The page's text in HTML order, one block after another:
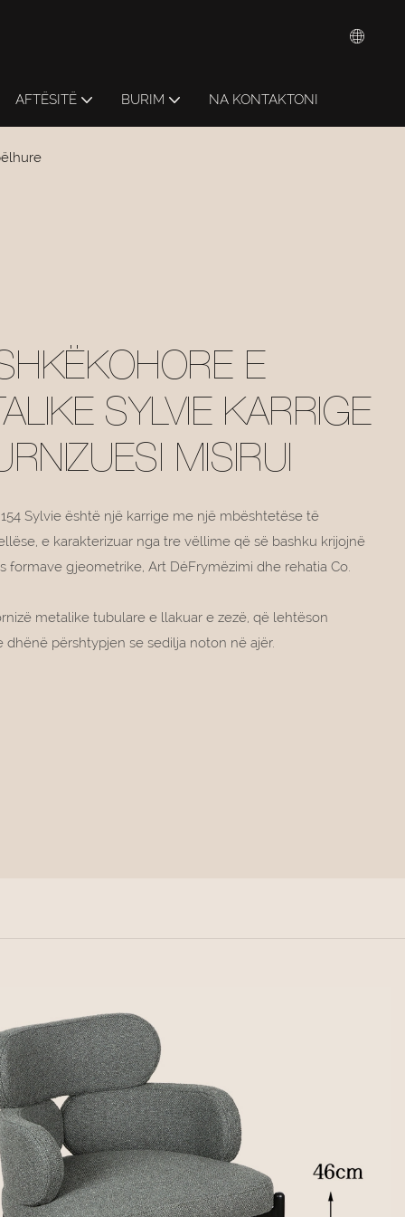
AFTËSITË BURIM NA KONTAKTONI
E
SYLVIE KARRIGE
MISIRUI
Sylvie është një karrige me një mbështetëse të
e karakterizuar nga tre vëllime që së bashku krijojnë
formave gjeometrike, Art DéFrymëzimi dhe rehatia Co.
metalike tubulare e llakuar e zezë, që lehtëson
përshtypjen se sedilja noton në ajër.